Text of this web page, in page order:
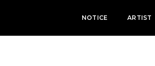
NOTICE ARTIST